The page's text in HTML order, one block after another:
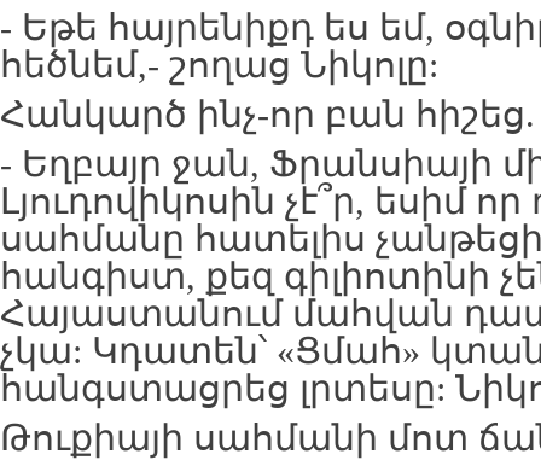
- Եթե հայրենիքդ ես եմ,
հեծնեմ,- շողաց Նիկոլը:
Հանկարծ ինչ-որ բան հիշեց.
- Եղբայր ջան, Ֆրանսիայի
Լյուդովիկոսին չէ՞ր, եսիմ
սահմանը հատելիս
հանգիստ, քեզ գիլիոտինի
Հայաստանում մահվան
չկա: Կդատեն՝ «Ցմահ»
հանգստացրեց լրտեսը:
Թուքիայի սահմանի մոտ